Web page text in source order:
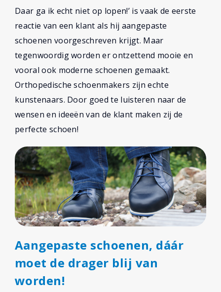
Daar ga ik echt niet op lopen!’ is vaak de eerste
reactie van een klant als hij aangepaste
schoenen voorgeschreven krijgt. Maar
tegenwoordig worden er ontzettend mooie en
vooral ook moderne schoenen gemaakt.
Orthopedische schoenmakers zijn echte
kunstenaars. Door goed te luisteren naar de
wensen en ideeën van de klant maken zij de
perfecte schoen!
Aangepaste schoenen, dáár
moet de drager blij van
worden!